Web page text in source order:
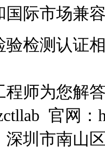
国际市场兼
验检测认证
程师为您解
官网：
圳市南山